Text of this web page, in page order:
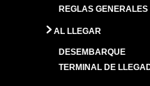
REGLAS
AL LLEGAR
DESEMBARQUE
TERMINAL DE